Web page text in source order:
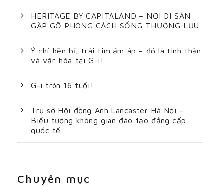
HERITAGE BY CAPITALAND – NƠI DI SẢN
GẶP GỠ PHONG CÁCH SỐNG THƯỢNG LƯU
Ý chí bền bỉ, trái tim ấm áp – đó là tinh thần
và văn hóa tại G-i!
G-i tròn 16 tuổi!
Trụ sở Hội đồng Anh Lancaster Hà Nội –
Biểu tượng không gian đào tạo đẳng cấp
quốc tế
Chuyên mục